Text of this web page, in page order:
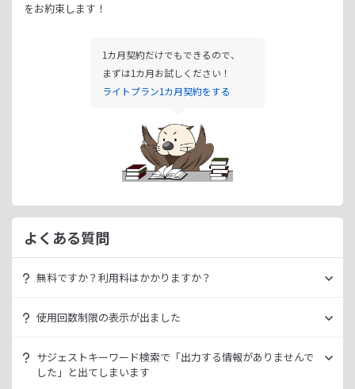
をお約束します！
1カ月契約だけでもできるので、
まずは1カ月お試しください！
ライトプラン1カ月契約をする
よくある質問
無料ですか？利用料はかかりますか？
いきなり課金されるようなことはございませんので、安心し
ただ、有料プランを利用することでよりニッチなキーワード
使用回数制限の表示が出ました
ラッコID（メールアドレスのみ30秒登録）にご登録いただく
ことで制限が緩和されます。（※制限リセットは0時）
サジェストキーワード検索で「出力する情報がありませんで
した」と出てしまいます